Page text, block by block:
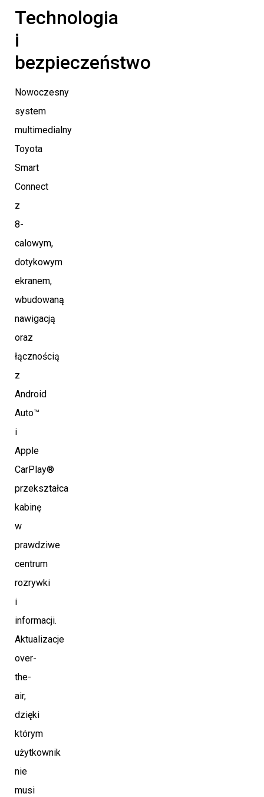
Technologia
i
bezpieczeństwo
Nowoczesny
system
multimedialny
Toyota
Smart
Connect
z
8-
calowym,
dotykowym
ekranem,
wbudowaną
nawigacją
oraz
łącznością
z
Android
Auto™
i
Apple
CarPlay®
przekształca
kabinę
w
prawdziwe
centrum
rozrywki
i
informacji.
Aktualizacje
over-
the-
air,
dzięki
którym
użytkownik
nie
musi